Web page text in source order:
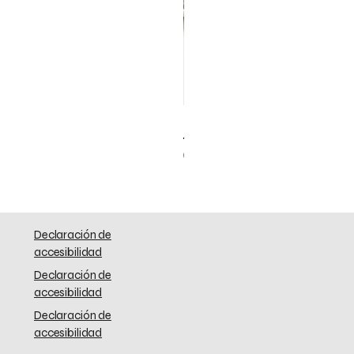
Precio
0,00 US$
Declaración de
accesibilidad
Declaración de
accesibilidad
Declaración de
accesibilidad